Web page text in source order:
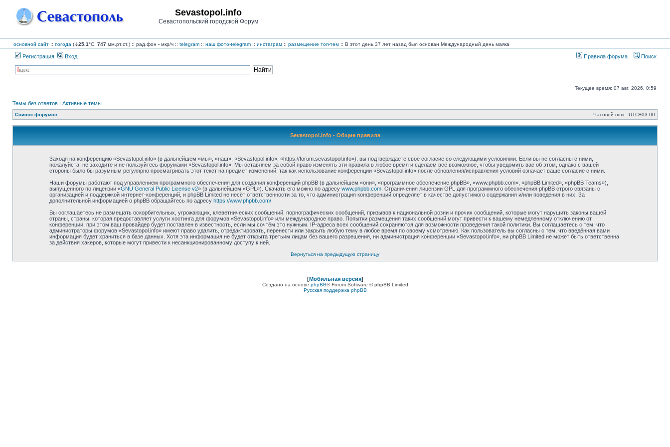
Sevastopol.info
Севастопольский городской Форум
основной сайт :: погода (⇓25.1°C, 747 мм.рт.ст.) :: рад.фон - мкр/ч :: telegram :: наш фото-telegram :: инстаграм :: размещение топ-тем :: В этот день 37 лет назад был основан Международный день маяка
Регистрация Вход Правила форума Поиск
Текущее время: 07 авг, 2026, 0:59
Темы без ответов | Активные темы
Список форумов Часовой пояс: UTC+03:00
Sevastopol.info - Общие правила
Заходя на конференцию «Sevastopol.info» (в дальнейшем «мы», «наш», «Sevastopol.info», «https://forum.sevastopol.info»), вы подтверждаете своё согласие со следующими условиями. Если вы не согласны с ними,
пожалуйста, не заходите и не пользуйтесь форумами «Sevastopol.info». Мы оставляем за собой право изменять эти правила в любое время и сделаем всё возможное, чтобы уведомить вас об этом, однако с вашей
стороны было бы разумным регулярно просматривать этот текст на предмет изменений, так как использование конференции «Sevastopol.info» после обновления/исправления условий означает ваше согласие с ними.
Наши форумы работают под управлением программного обеспечения для создания конференций phpBB (в дальнейшем «они», «программное обеспечение phpBB», «www.phpbb.com», «phpBB Limited», «phpBB Teams»),
выпущенного по лицензии «GNU General Public License v2» (в дальнейшем «GPL»). Скачать его можно по адресу www.phpbb.com. Ограничения лицензии GPL для программного обеспечения phpBB строго связаны с
организацией и поддержкой интернет-конференций, и phpBB Limited не несёт ответственности за то, что администрация конференций определяет в качестве допустимого содержания и/или поведения в них. За
дополнительной информацией о phpBB обращайтесь по адресу https://www.phpbb.com/.
Вы соглашаетесь не размещать оскорбительных, угрожающих, клеветнических сообщений, порнографических сообщений, призывов к национальной розни и прочих сообщений, которые могут нарушить законы вашей
страны, страны, которая предоставляет услуги хостинга для форумов «Sevastopol.info» или международное право. Попытки размещения таких сообщений могут привести к вашему немедленному отключению от
конференции, при этом ваш провайдер будет поставлен в известность, если мы сочтём это нужным. IP-адреса всех сообщений сохраняются для возможности проведения такой политики. Вы соглашаетесь с тем, что
администраторы форумов «Sevastopol.info» имеют право удалить, отредактировать, перенести или закрыть любую тему в любое время по своему усмотрению. Как пользователь вы согласны с тем, что введённая вами
информация будет храниться в базе данных. Хотя эта информация не будет открыта третьим лицам без вашего разрешения, ни администрация конференции «Sevastopol.info», ни phpBB Limited не может быть ответственна
за действия хакеров, которые могут привести к несанкционированному доступу к ней.
Вернуться на предыдущую страницу
[Мобильная версия]
Создано на основе phpBB® Forum Software © phpBB Limited
Русская поддержка phpBB